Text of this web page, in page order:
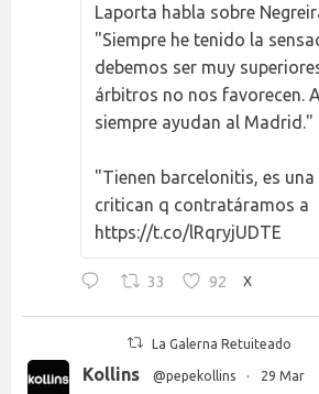
Laporta habla sobre
"Siempre he tenido la
debemos ser muy
árbitros no nos favorecen.
siempre ayudan al Madrid."
"Tienen barcelonitis, es
critican q contratáramos a
https://t.co/lRqryjUDTE
33 92 X
La Galerna Retuiteado
Kollins @pepekollins · 29 Mar